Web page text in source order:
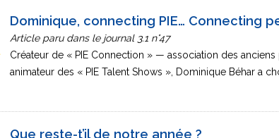
Dominique, connecting PIE… Connecting
Article paru dans le journal 3.1 n°47
Créateur de « PIE Connection » — association des
animateur des « PIE Talent Shows », Dominique Béhar a
Que reste-t’il de notre année ?